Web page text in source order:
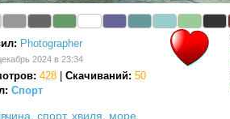
спорт, хвиля море
Photographer
2024 в 23:34
428 Скачиваний: 50
Спорт